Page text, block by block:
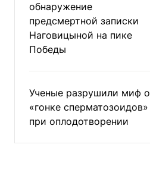
обнаружение
предсмертной записки
Наговицыной на пике
Победы
Ученые разрушили миф о
«гонке сперматозоидов»
при оплодотворении